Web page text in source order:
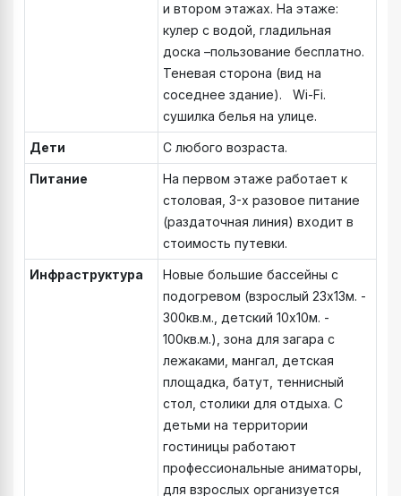
и втором этажах. На этаже:
кулер с водой, гладильная
доска –пользование бесплатно.
Теневая сторона (вид на
соседнее здание). Wi-Fi.
сушилка белья на улице.
Дети С любого возраста.
Питание
На первом этаже работает к
столовая, 3-х разовое питание
(раздаточная линия) входит в
стоимость путевки.
Инфраструктура
Новые большие бассейны с
подогревом (взрослый 23х13м. -
300кв.м., детский 10х10м. -
100кв.м.), зона для загара с
лежаками, мангал, детская
площадка, батут, теннисный
стол, столики для отдыха. С
детьми на территории
гостиницы работают
профессиональные аниматоры,
для взрослых организуется